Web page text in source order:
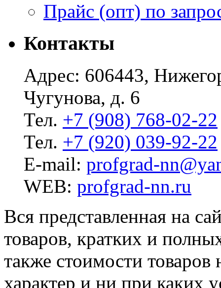
Прайс (опт) по
Контакты
Адрес: 606443,
Чугунова, д. 6
Тел. +7 (908) 768-02-22
Тел. +7 (920) 039-92-22
E-mail: profgrad-
WEB: profgrad-nn.ru
Вся представленная на
товаров, кратких и
также стоимости
характер и ни при каких